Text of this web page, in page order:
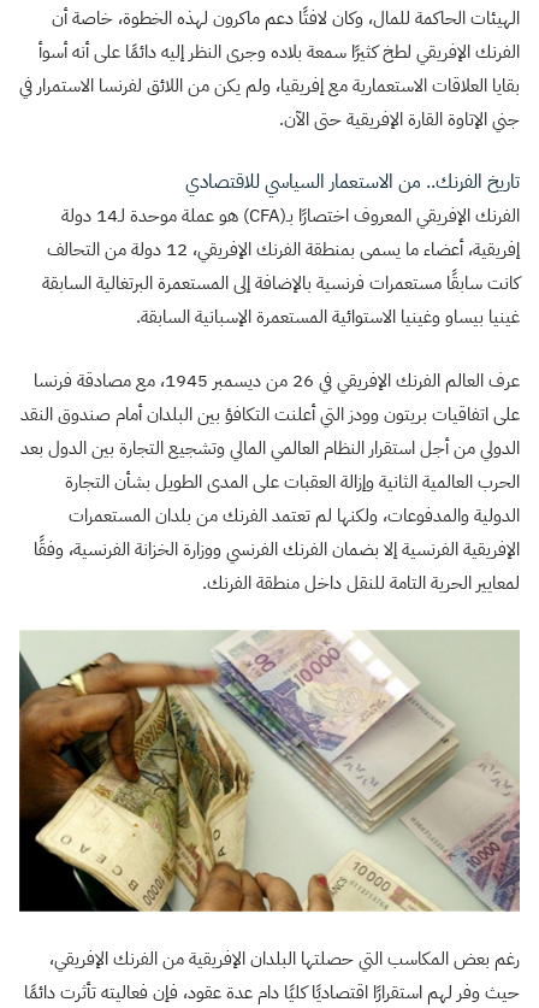
الهيئات الحاكمة للمال، وكان لافتًا دعم ماكرون لهذه الخطوة، خاصة أن
الفرنك الإفريقي لطخ كثيرًا سمعة بلاده وجرى النظر إليه دائمًا على أنه أسوأ
بقايا العلاقات الاستعمارية مع إفريقيا، ولم يكن من اللائق لفرنسا الاستمرار في
جني الإتاوة القارة الإفريقية حتى الآن.
تاريخ الفرنك.. من الاستعمار السياسي للاقتصادي
الفرنك الإفريقي المعروف اختصارًا بـ(CFA) هو عملة موحدة لـ14 دولة
إفريقية، أعضاء ما يسمى بمنطقة الفرنك الإفريقي، 12 دولة من التحالف
كانت سابقًا مستعمرات فرنسية بالإضافة إلى المستعمرة البرتغالية السابقة
غينيا بيساو وغينيا الاستوائية المستعمرة الإسبانية السابقة.
عرف العالم الفرنك الإفريقي في 26 من ديسمبر 1945، مع مصادقة فرنسا
على اتفاقيات بريتون وودز التي أعلنت التكافؤ بين البلدان أمام صندوق النقد
الدولي من أجل استقرار النظام العالمي المالي وتشجيع التجارة بين الدول بعد
الحرب العالمية الثانية وإزالة العقبات على المدى الطويل بشأن التجارة
الدولية والمدفوعات، ولكنها لم تعتمد الفرنك من بلدان المستعمرات
الإفريقية الفرنسية إلا بضمان الفرنك الفرنسي ووزارة الخزانة الفرنسية، وفقًا
لمعايير الحرية التامة للنقل داخل منطقة الفرنك.
رغم بعض المكاسب التي حصلتها البلدان الإفريقية من الفرنك الإفريقي،
حيث وفر لهم استقرارًا اقتصاديًا كليًا دام عدة عقود، فإن فعاليته تأثرت دائمًا